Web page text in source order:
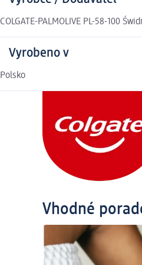
COLGATE-PALMOLIVE PL-58-100
Vyrobeno v
Polsko
Vhodné